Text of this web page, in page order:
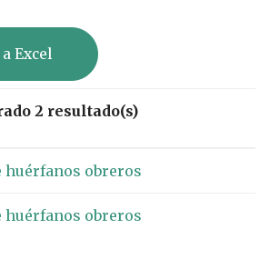
Excel
2 resultado(s)
huérfanos obreros
huérfanos obreros